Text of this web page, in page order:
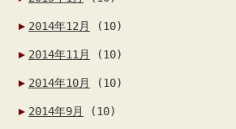
2014年12月 (10)
2014年11月 (10)
2014年10月 (10)
2014年9月 (10)